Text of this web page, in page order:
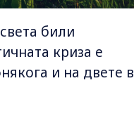
били
криза е
и на двете в